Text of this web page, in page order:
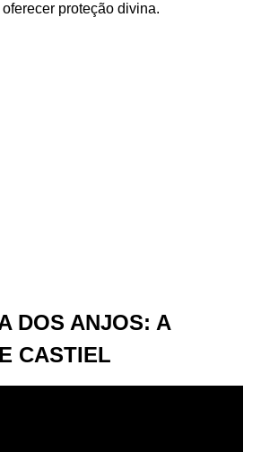
proteção divina.
DOS ANJOS: A
CASTIEL